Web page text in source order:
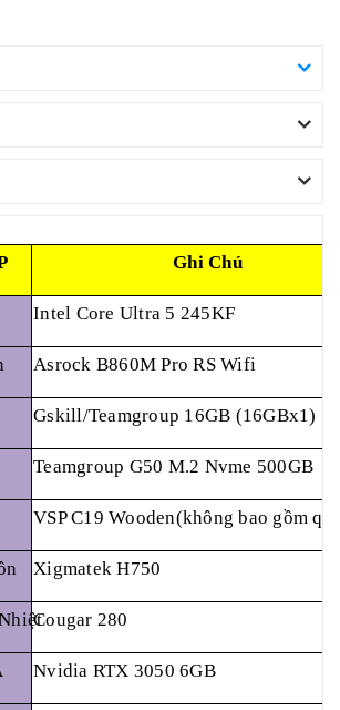
Ghi Chú
Intel Core Ultra 5 245KF
Asrock B860M Pro RS Wifi
Gskill/Teamgroup 16GB (16GBx1)
Teamgroup G50 M.2 Nvme 500GB
VSP C19 Wooden(không bao gồm
Xigmatek H750
Cougar 280
Nvidia RTX 3050 6GB